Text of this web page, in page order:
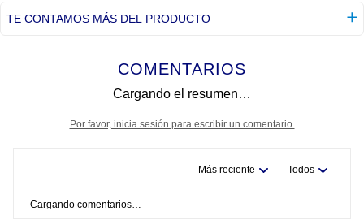
TE CONTAMOS MÁS DEL PRODUCTO
COMENTARIOS
Cargando el resumen…
Por favor, inicia sesión para escribir un comentario.
Más reciente Todos
Cargando comentarios…